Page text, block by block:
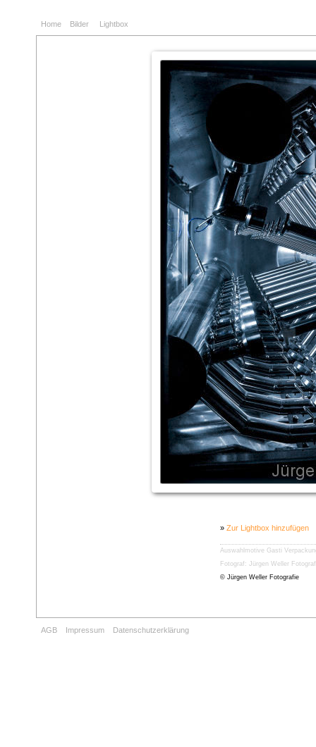
Home Bilder Lightbox
» Zur Lightbox hinzufügen
Auswahlmotive Gasti
Fotograf: Jürgen Weller
© Jürgen Weller Fotografie
AGB Impressum Datenschutzerklärung